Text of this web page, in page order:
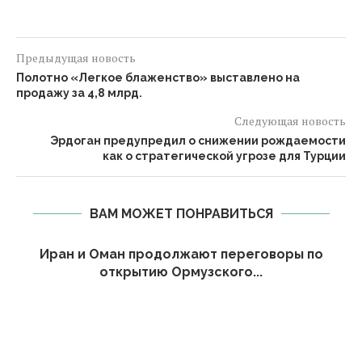
Предыдущая новость
Полотно «Легкое блаженство» выставлено на
продажу за 4,8 млрд.
Следующая новость
Эрдоган предупредил о снижении рождаемости
как о стратегической угрозе для Турции
ВАМ МОЖЕТ ПОНРАВИТЬСЯ
Иран и Оман продолжают переговоры по
открытию Ормузского...